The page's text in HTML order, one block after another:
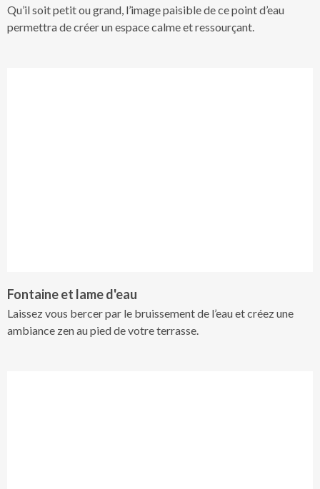
Qu’il soit petit ou grand, l’image paisible de ce point d’eau
permettra de créer un espace calme et ressourçant.
Fontaine et lame d'eau
Laissez vous bercer par le bruissement de l’eau et créez une
ambiance zen au pied de votre terrasse.